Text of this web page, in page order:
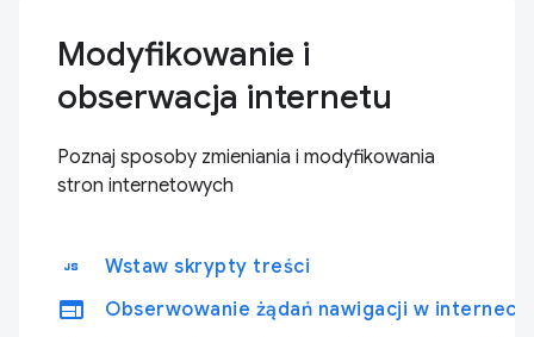
Modyfikowanie i
obserwacja internetu
Poznaj sposoby zmieniania i modyfikowania
stron internetowych
javascript Wstaw skrypty treści
web Obserwowanie żądań nawigacji w internecie